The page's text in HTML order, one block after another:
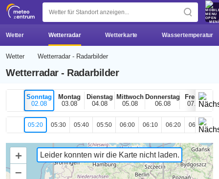
z
Wetter Wetterradar Wetterkarte Wassertemperatur
Wetter Wetterradar - Radarbilder
Wetterradar - Radarbilder
Sonntag
02.08
Montag
03.08
Dienstag
04.08
Mittwoch
05.08
Donnerstag
06.08
Freitag
07.08
05:20 05:30 05:40 05:50 06:00 06:10 06:20 06:30
Leider konnten wir die Karte nicht laden.
+
–